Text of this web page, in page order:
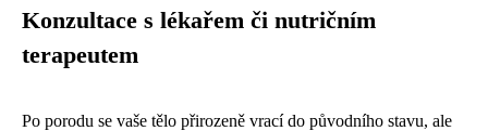
Konzultace s lékařem či nutričním
terapeutem
Po porodu se vaše tělo přirozeně vrací do původního stavu, ale